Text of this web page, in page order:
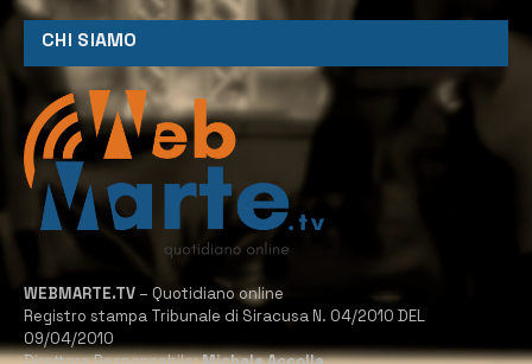
CHI SIAMO
WEBMARTE.TV – Quotidiano online
Registro stampa Tribunale di Siracusa N. 04/2010 DEL
09/04/2010